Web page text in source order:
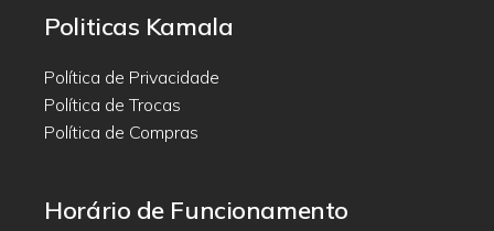
Politicas Kamala
Política de Privacidade
Política de Trocas
Política de Compras
Horário de Funcionamento